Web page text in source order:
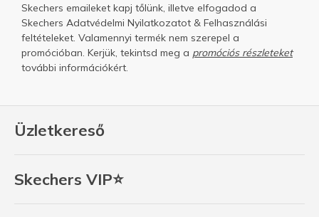
Üzletkereső
Skechers VIP⭐
Skechers emaileket kapj tőlünk, illetve elfogadod a
Skechers Adatvédelmi Nyilatkozatot & Felhasználási
feltételeket. Valamennyi termék nem szerepel a
promócióban. Kerjük, tekintsd meg a promóciós részleteket
további információkért.